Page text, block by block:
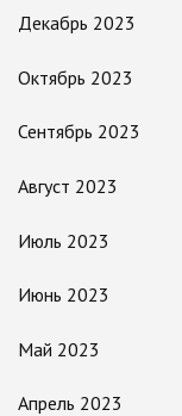
Декабрь 2023
Октябрь 2023
Сентябрь 2023
Август 2023
Июль 2023
Июнь 2023
Май 2023
Апрель 2023